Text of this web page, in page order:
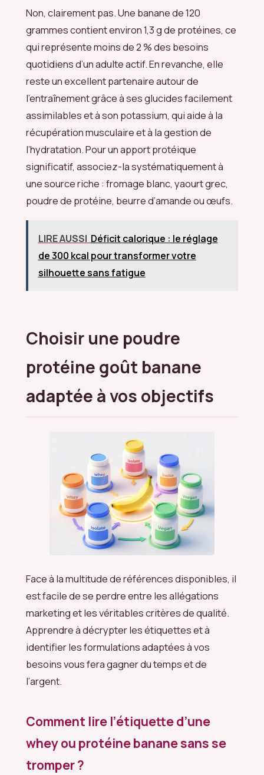
Non, clairement pas. Une banane de 120
grammes contient environ 1,3 g de protéines, ce
qui représente moins de 2 % des besoins
quotidiens d’un adulte actif. En revanche, elle
reste un excellent partenaire autour de
l’entraînement grâce à ses glucides facilement
assimilables et à son potassium, qui aide à la
récupération musculaire et à la gestion de
l’hydratation. Pour un apport protéique
significatif, associez-la systématiquement à
une source riche : fromage blanc, yaourt grec,
poudre de protéine, beurre d’amande ou œufs.
LIRE AUSSI Déficit calorique : le réglage
de 300 kcal pour transformer votre
silhouette sans fatigue
Choisir une poudre
protéine goût banane
adaptée à vos objectifs
Face à la multitude de références disponibles, il
est facile de se perdre entre les allégations
marketing et les véritables critères de qualité.
Apprendre à décrypter les étiquettes et à
identifier les formulations adaptées à vos
besoins vous fera gagner du temps et de
l’argent.
Comment lire l’étiquette d’une
whey ou protéine banane sans se
tromper ?